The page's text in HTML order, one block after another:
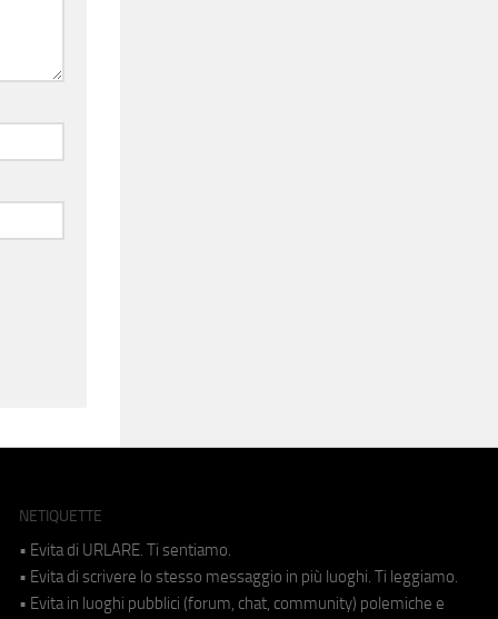
NETIQUETTE
• Evita di URLARE. Ti sentiamo.
• Evita di scrivere lo stesso messaggio in più luoghi. Ti leggiamo.
• Evita in luoghi pubblici (forum, chat, community) polemiche e